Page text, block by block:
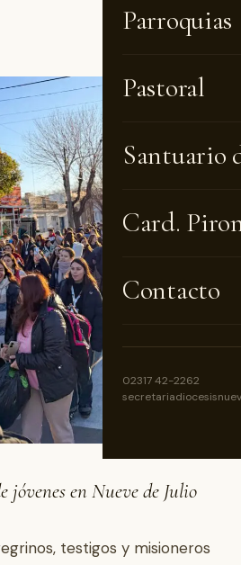
Parroquias
Pastoral
Santuario
Card.
Contacto
02317 42-2262
en Nueve de Julio
testigos y misioneros